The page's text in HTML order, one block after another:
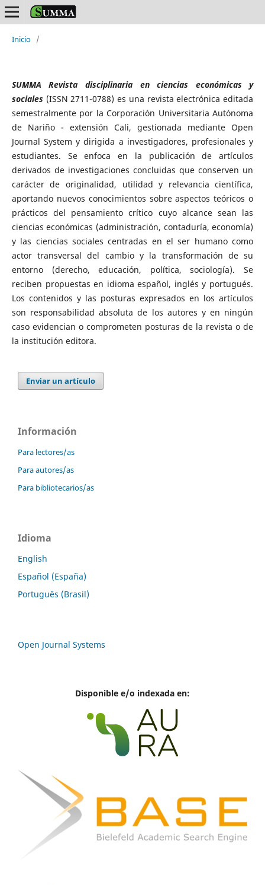
Inicio /
SUMMA Revista disciplinaria en ciencias económicas y
sociales(ISSN 2711-0788) es una revista electrónica editada
semestralmente por la Corporación Universitaria Autónoma
de Nariño - extensión Cali, gestionada mediante Open
Journal System y dirigida a investigadores, profesionales y
estudiantes. Se enfoca en la publicación de artículos
derivados de investigaciones concluidas que conserven un
carácter de originalidad, utilidad y relevancia científica,
aportando nuevos conocimientos sobre aspectos teóricos o
prácticos del pensamiento crítico cuyo alcance sean las
ciencias económicas (administración, contaduría, economía)
y las ciencias sociales centradas en el ser humano como
actor transversal del cambio y la transformación de su
entorno (derecho, educación, política, sociología). Se
reciben propuestas en idioma español, inglés y portugués.
Los contenidos y las posturas expresados en los artículos
son responsabilidad absoluta de los autores y en ningún
caso evidencian o comprometen posturas de la revista o de
la institución editora.
Enviar un artículo
Información
Para lectores/as
Para autores/as
Para bibliotecarios/as
Idioma
English
Español (España)
Português (Brasil)
Open Journal Systems
Disponible e/o indexada en: